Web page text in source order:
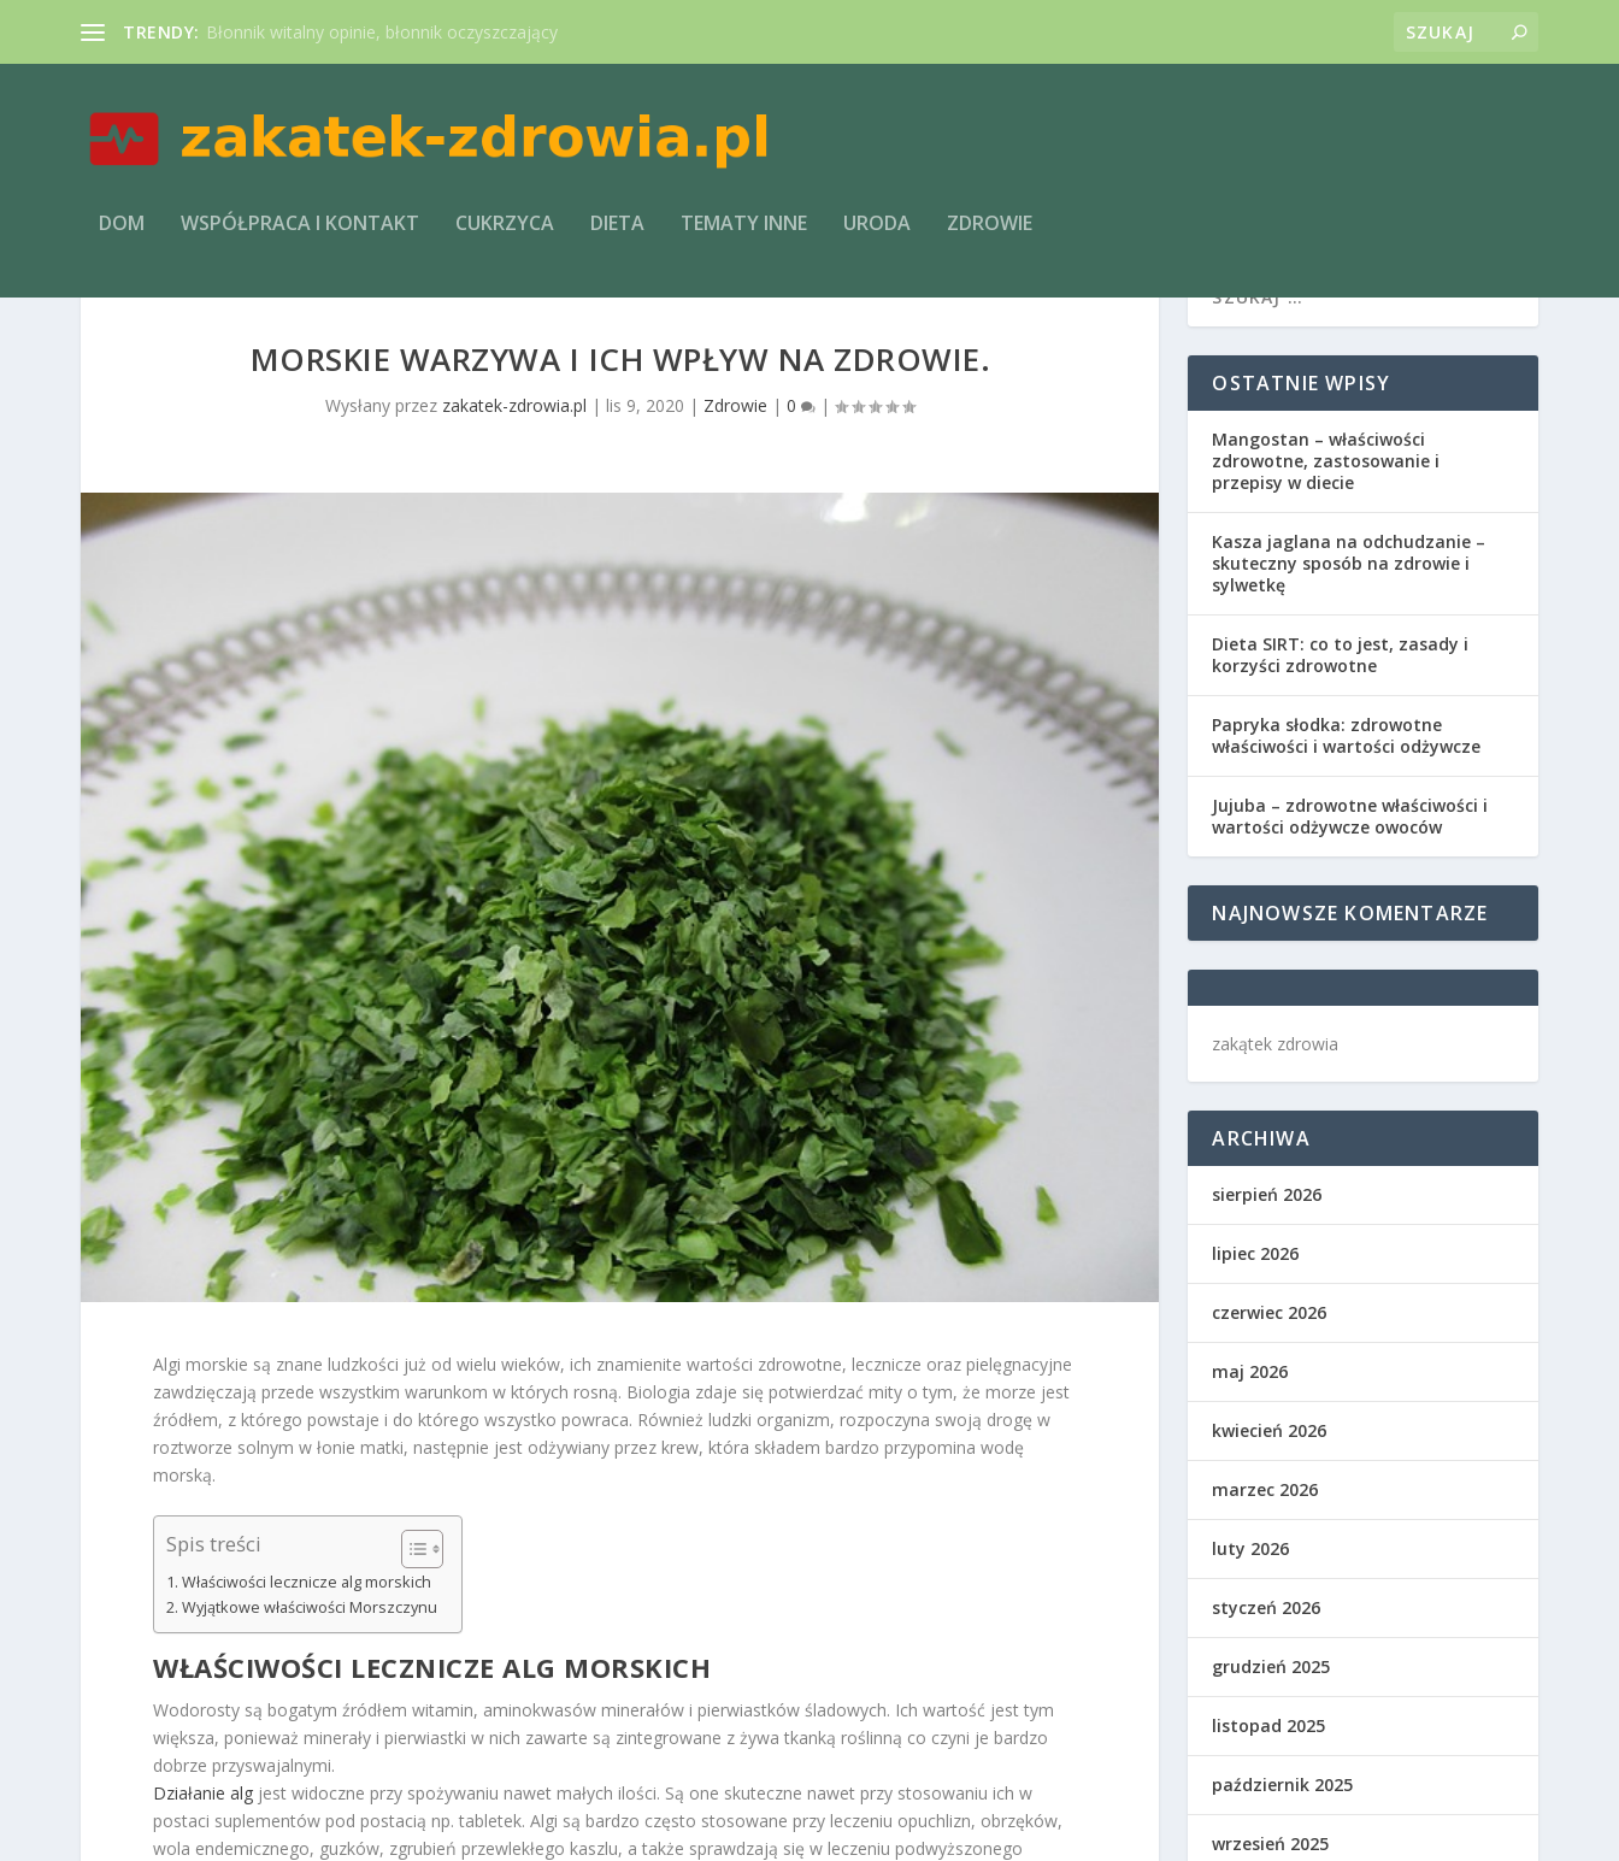
TRENDY: Błonnik witalny opinie, błonnik oczyszczający
DOM WSPÓŁPRACA I KONTAKT CUKRZYCA DIETA TEMATY INNE URODA ZDROWIE
MORSKIE WARZYWA I ICH WPŁYW NA ZDROWIE.
Wysłany przez zakatek-zdrowia.pl | lis 9, 2020 | Zdrowie |0 |
Algi morskie są znane ludzkości już od wielu wieków, ich znamienite wartości zdrowotne, lecznicze oraz pielęgnacyjne
zawdzięczają przede wszystkim warunkom w których rosną. Biologia zdaje się potwierdzać mity o tym, że morze jest
źródłem, z którego powstaje i do którego wszystko powraca. Również ludzki organizm, rozpoczyna swoją drogę w
roztworze solnym w łonie matki, następnie jest odżywiany przez krew, która składem bardzo przypomina wodę
morską.
Spis treści
Właściwości lecznicze alg morskich
Wyjątkowe właściwości Morszczynu
WŁAŚCIWOŚCI LECZNICZE ALG MORSKICH
Wodorosty są bogatym źródłem witamin, aminokwasów minerałów i pierwiastków śladowych. Ich wartość jest tym
większa, ponieważ minerały i pierwiastki w nich zawarte są zintegrowane z żywa tkanką roślinną co czyni je bardzo
dobrze przyswajalnymi.
Działanie alg jest widoczne przy spożywaniu nawet małych ilości. Są one skuteczne nawet przy stosowaniu ich w
postaci suplementów pod postacią np. tabletek. Algi są bardzo często stosowane przy leczeniu opuchlizn, obrzęków,
wola endemicznego, guzków, zgrubień przewlekłego kaszlu, a także sprawdzają się w leczeniu podwyższonego
OSTATNIE WPISY
Mangostan – właściwości
zdrowotne, zastosowanie i
przepisy w diecie
Kasza jaglana na odchudzanie –
skuteczny sposób na zdrowie i
sylwetkę
Dieta SIRT: co to jest, zasady i
korzyści zdrowotne
Papryka słodka: zdrowotne
właściwości i wartości odżywcze
Jujuba – zdrowotne właściwości i
wartości odżywcze owoców
NAJNOWSZE KOMENTARZE
zakątek zdrowia
ARCHIWA
sierpień 2026
lipiec 2026
czerwiec 2026
maj 2026
kwiecień 2026
marzec 2026
luty 2026
styczeń 2026
grudzień 2025
listopad 2025
październik 2025
wrzesień 2025